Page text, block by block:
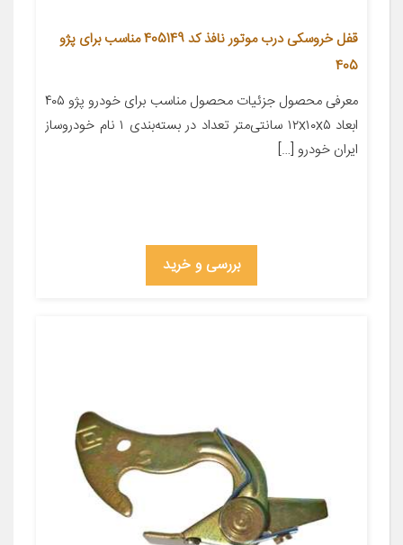
قفل خروسکی درب موتور نافذ کد 405149 مناسب برای پژو
405
معرفی محصول جزئیات محصول مناسب برای خودرو پژو ۴۰۵
ابعاد ۱۲x۱۰x۵ سانتی‌متر تعداد در بسته‌بندی ۱ نام خودروساز
ایران خودرو […]
بررسی و خرید